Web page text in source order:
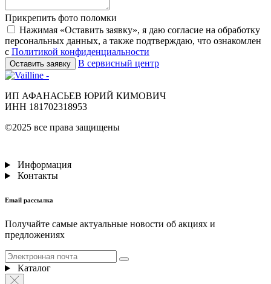
Прикрепить фото поломки
Нажимая «Оставить заявку», я даю согласие на обработку
персональных данных, а также подтверждаю, что ознакомлен
с Политикой конфиденциальности
Оставить заявку В сервисный центр
ИП АФАНАСЬЕВ ЮРИЙ КИМОВИЧ
ИНН 181702318953
©2025 все права защищены
Информация
Контакты
Email рассылка
Получайте самые актуальные новости об акциях и
предложениях
Каталог